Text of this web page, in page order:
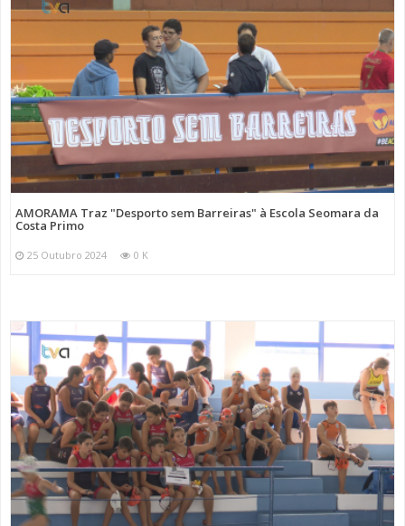
AMORAMA Traz "Desporto sem Barreiras" à Escola Seomara da
Costa Primo
25 Outubro 2024 0 K